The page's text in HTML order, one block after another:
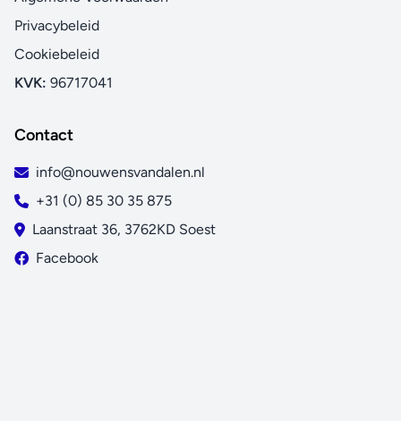
Privacybeleid
Cookiebeleid
KVK: 96717041
Contact
info@nouwensvandalen.nl
+31 (0) 85 30 35 875
Laanstraat 36, 3762KD Soest
Facebook